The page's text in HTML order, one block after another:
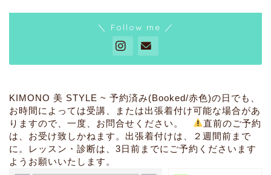
＼ Follow me ／
KIMONO 美 STYLE ~ 予約済み(Booked/赤色)の日でも、
お時間によっては受講、または出張着付け可能な場合があ
りますので、一度、お問合せください。
直前のご予約
は、お受け致しかねます。出張着付けは、２週間前まで
に。レッスン・診断は、3日前までにご予約くださいます
ようお願いいたします。
お悩み解決
着姿のお悩みは・・・【骨
バイス】
その他のお悩みは・・・
【箪笥整理・コーディネー
ト相談など】